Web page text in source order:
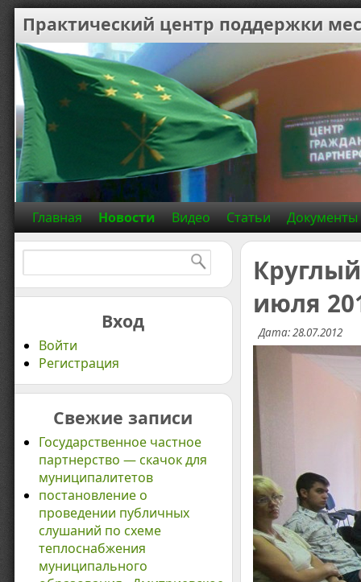
Практический центр поддержки
Главная Новости Видео Статьи Документы
Вход
Войти
Регистрация
Свежие записи
Государственное частное
партнерство — скачок для
муниципалитетов
постановление о
проведении публичных
слушаний по схеме
теплоснабжения
муниципального
июля
Дата: 28.07.2012